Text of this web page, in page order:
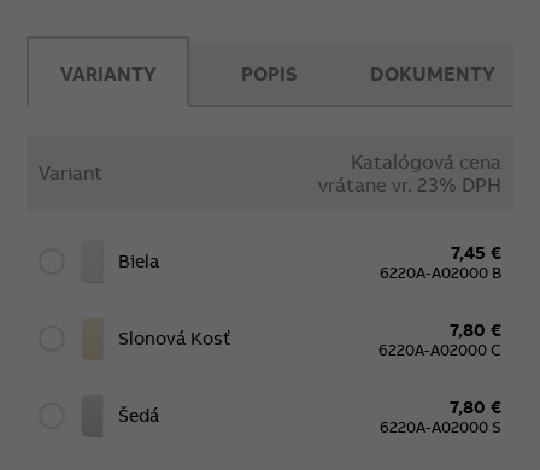
VARIANTY
Variant
Katalógová cena
vrátane vr. 23% DPH
Biela 7,45 €
6220A-A02000 B
Slonová Kosť 7,80 €
6220A-A02000 C
Šedá 7,80 €
6220A-A02000 S
POPIS DOKUMENTY